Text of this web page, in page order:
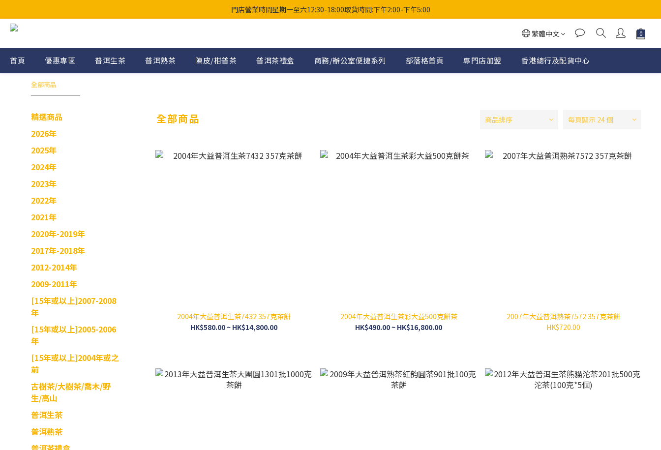
門店營業時間星期一至六12:30-18:00取貨時間:下午2:00-下午5:00
繁體中文
首頁 優惠專區 普洱生茶 普洱熟茶 陳皮/柑普茶 普洱茶禮盒 商務/辦公室便捷系列 部落格首頁 專門店加盟 香港總行及配貨中心
全部商品
精選商品
2026年
2025年
2024年
2023年
2022年
2021年
2020年-2019年
2017年-2018年
2012-2014年
2009-2011年
[15年或以上]2007-2008
年
[15年或以上]2005-2006
年
[15年或以上]2004年或之
前
古樹茶/大樹茶/喬木/野
生/高山
普洱生茶
普洱熟茶
全部商品 商品排序 每頁顯示 24 個
2004年大益普洱生茶7432 357克茶餅
HK$580.00 ~ HK$14,800.00
2004年大益普洱生茶彩大益500克餅茶
HK$490.00 ~ HK$16,800.00
2007年大益普洱熟茶7572 357克茶餅
HK$720.00